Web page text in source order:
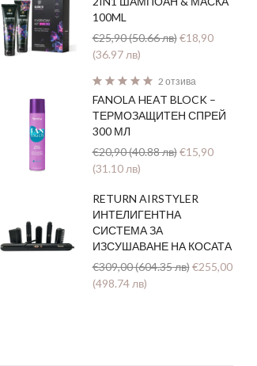
100ML
€25,90 (50.66 лв) €18,90
(36.97 лв)
2 отзива
FANOLA HEAT BLOCK –
ТЕРМОЗАЩИТЕН СПРЕЙ
300 МЛ
€20,90 (40.88 лв) €15,90
(31.10 лв)
RETURN AIRSTYLER
ИНТЕЛИГЕНТНА
СИСТЕМА ЗА
ИЗСУШАВАНЕ НА КОСАТА
€309,00 (604.35 лв) €255,00
(498.74 лв)